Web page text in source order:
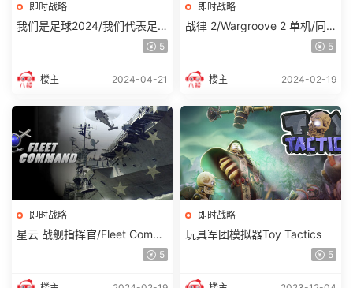
即时战略
我们是足球2024/我们代表足
球2024 单机/同屏双人 （更新5
楼主 2024-04-21
即时战略
战律 2/Wargroove 2 单机/同
5
楼主 2024-02-19
即时战略
星云 战舰指挥官/Fleet Comm
5
即时战略
玩具军团模拟器Toy Tactics
5